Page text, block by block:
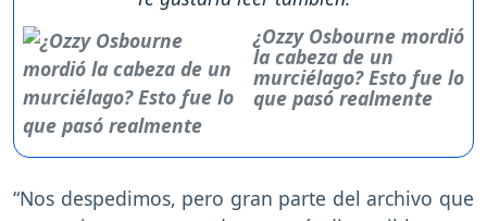
¿Ozzy Osbourne mordió
la cabeza de un
murciélago? Esto fue lo
que pasó realmente
“Nos despedimos, pero gran parte del archivo que